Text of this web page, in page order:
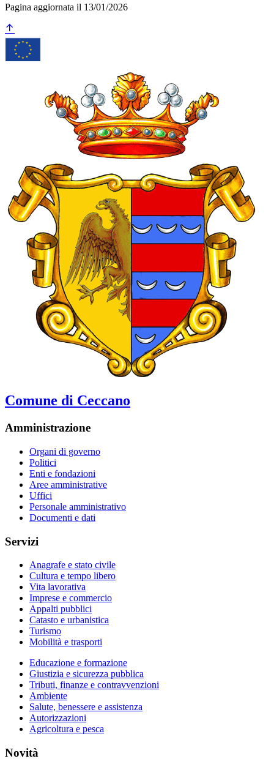
Pagina aggiornata il 13/01/2026
Comune di Ceccano
Amministrazione
Organi di governo
Politici
Enti e fondazioni
Aree amministrative
Uffici
Personale amministrativo
Documenti e dati
Servizi
Anagrafe e stato civile
Cultura e tempo libero
Vita lavorativa
Imprese e commercio
Appalti pubblici
Catasto e urbanistica
Turismo
Mobilità e trasporti
Educazione e formazione
Giustizia e sicurezza pubblica
Tributi, finanze e contravvenzioni
Ambiente
Salute, benessere e assistenza
Autorizzazioni
Agricoltura e pesca
Novità